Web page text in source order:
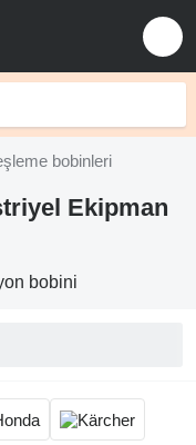
bobinleri
Ekipman
bobini